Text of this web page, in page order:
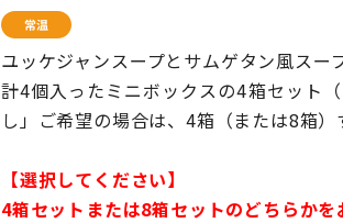
ユッケジャンスープとサムゲタン風スー
計4個入ったミニボックスの4箱セット
し」ご希望の場合は、4箱（または8箱）
【選択してください】
4箱セットまたは8箱セットのどちらかを